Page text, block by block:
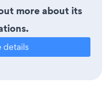
more about its
details